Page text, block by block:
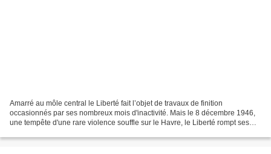
Amarré au môle central le Liberté fait l’objet de travaux de finition
occasionnés par ses nombreux mois d'inactivité. Mais le 8 décembre 1946,
une tempête d'une rare violence souffle sur le Havre, le Liberté rompt ses